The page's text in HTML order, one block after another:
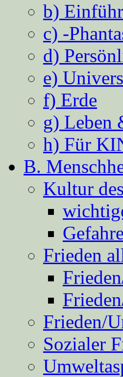
b)
c) -
d)
e)
f) Erde
g) Leben
h) Für
B.
Kultur
Frieden
Frieden/
Sozialer